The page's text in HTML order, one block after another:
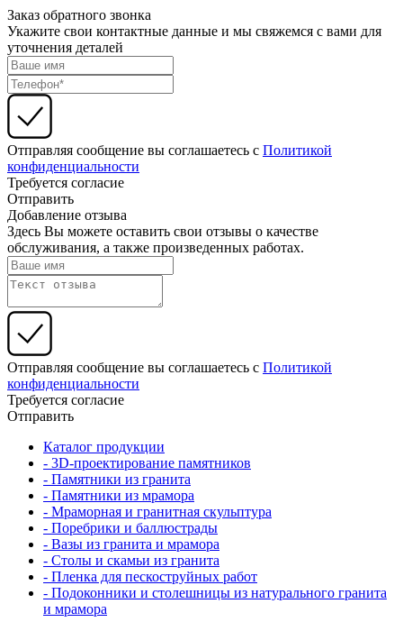
Заказ обратного звонка
Укажите свои контактные данные и мы свяжемся с вами для
уточнения деталей
Отправляя сообщение вы соглашаетесь с Политикой
конфиденциальности
Требуется согласие
Отправить
Добавление отзыва
Здесь Вы можете оставить свои отзывы о качестве
обслуживания, а также произведенных работах.
Отправляя сообщение вы соглашаетесь с Политикой
конфиденциальности
Требуется согласие
Отправить
Каталог продукции
- 3D-проектирование памятников
- Памятники из гранита
- Памятники из мрамора
- Мраморная и гранитная скульптура
- Поребрики и баллюстрады
- Вазы из гранита и мрамора
- Столы и скамьи из гранита
- Пленка для пескоструйных работ
- Подоконники и столешницы из натурального гранита
и мрамора